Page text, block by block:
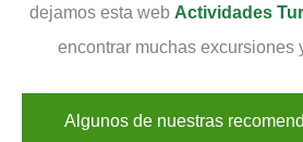
dejamos esta web Actividades
encontrar muchas excursiones
Algunos de nuestras